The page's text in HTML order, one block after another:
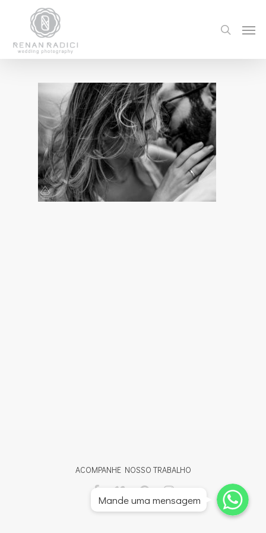
ACOMPANHE NOSSO TRABALHO
Whatsapp
Whatsapp
Whatsapp
Mande uma mensagem